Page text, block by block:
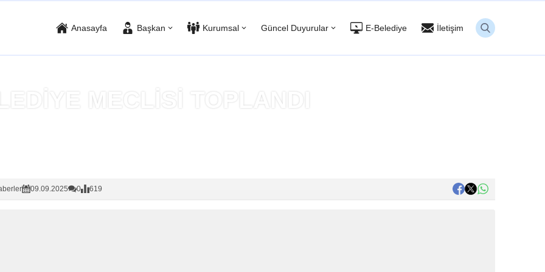
Anasayfa Başkan Kurumsal Güncel Duyurular E-Belediye İletişim
MECLİSİ TOPLANDI
09.09.2025 0 619